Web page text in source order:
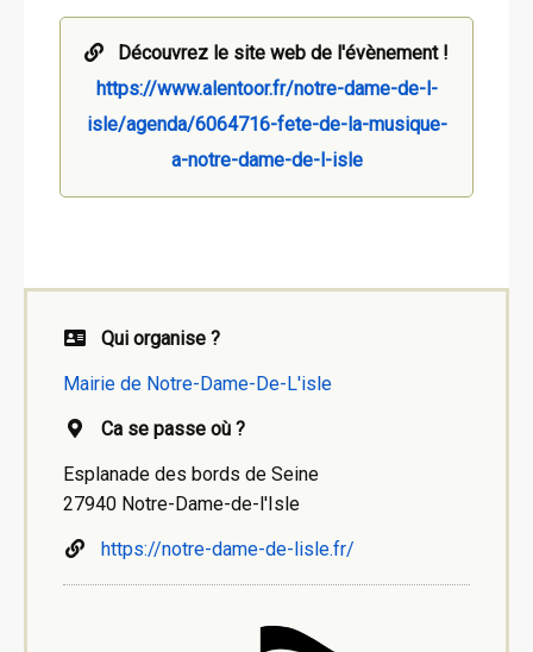
Découvrez le site web de l'évènement !
https://www.alentoor.fr/notre-dame-de-l-
isle/agenda/6064716-fete-de-la-musique-
a-notre-dame-de-l-isle
Qui organise ?
Mairie de Notre-Dame-De-L'isle
Ca se passe où ?
Esplanade des bords de Seine
27940 Notre-Dame-de-l'Isle
https://notre-dame-de-lisle.fr/